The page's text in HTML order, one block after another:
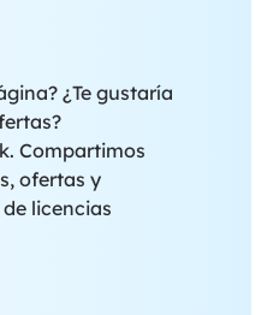
¿Te gustaría
Compartimos
ofertas y
licencias